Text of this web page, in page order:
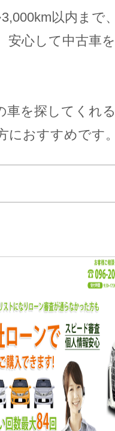
以内まで
安心して中古車
車を探してくれ
におすすめです